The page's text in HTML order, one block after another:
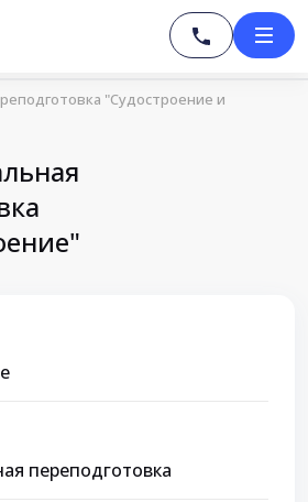
"Судостроение и
переподготовка